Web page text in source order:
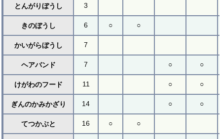
とんがりぼうし 3
きのぼうし 6 ○ ○
かいがらぼうし 7
ヘアバンド 7 ○ ○
けがわのフード 11 ○ ○
ぎんのかみかざり 14 ○ ○
てつかぶと 16 ○ ○